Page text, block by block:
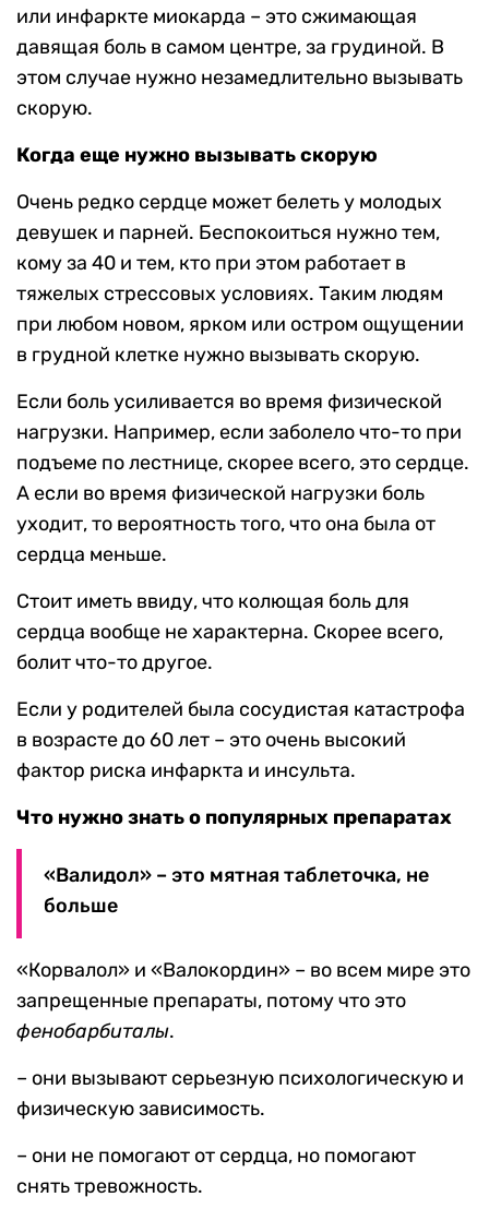
или инфаркте миокарда – это сжимающая
давящая боль в самом центре, за грудиной. В
этом случае нужно незамедлительно вызывать
скорую.
Когда еще нужно вызывать скорую
Очень редко сердце может белеть у молодых
девушек и парней. Беспокоиться нужно тем,
кому за 40 и тем, кто при этом работает в
тяжелых стрессовых условиях. Таким людям
при любом новом, ярком или остром ощущении
в грудной клетке нужно вызывать скорую.
Если боль усиливается во время физической
нагрузки. Например, если заболело что-то при
подъеме по лестнице, скорее всего, это сердце.
А если во время физической нагрузки боль
уходит, то вероятность того, что она была от
сердца меньше.
Стоит иметь ввиду, что колющая боль для
сердца вообще не характерна. Скорее всего,
болит что-то другое.
Если у родителей была сосудистая катастрофа
в возрасте до 60 лет – это очень высокий
фактор риска инфаркта и инсульта.
Что нужно знать о популярных препаратах
«Валидол» – это мятная таблеточка, не
больше
«Корвалол» и «Валокордин» – во всем мире это
запрещенные препараты, потому что это
фенобарбиталы.
– они вызывают серьезную психологическую и
физическую зависимость.
– они не помогают от сердца, но помогают
снять тревожность.